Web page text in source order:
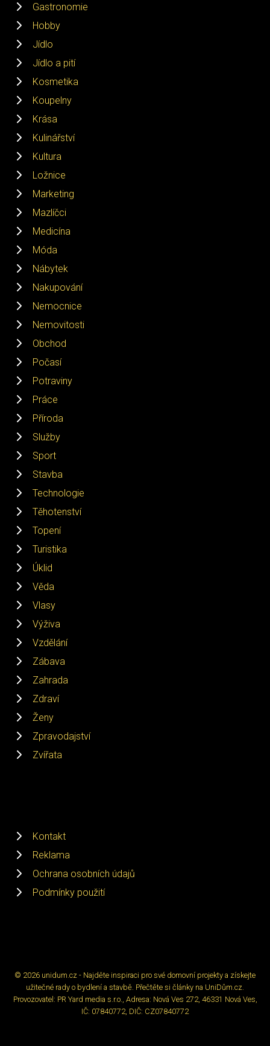
Gastronomie
Hobby
Jídlo
Jídlo a pití
Kosmetika
Koupelny
Krása
Kulinářství
Kultura
Ložnice
Marketing
Mazlíčci
Medicína
Móda
Nábytek
Nakupování
Nemocnice
Nemovitosti
Obchod
Počasí
Potraviny
Práce
Příroda
Služby
Sport
Stavba
Technologie
Těhotenství
Topení
Turistika
Úklid
Věda
Vlasy
Výživa
Vzdělání
Zábava
Zahrada
Zdraví
Ženy
Zpravodajství
Zvířata
Kontakt
Reklama
Ochrana osobních údajů
Podmínky použití
© 2026 unidum.cz - Najděte inspiraci pro své domovní projekty a získejte
užitečné rady o bydlení a stavbě. Přečtěte si články na UniDům.cz.
Provozovatel: PR Yard media s.r.o., Adresa: Nová Ves 272, 46331 Nová Ves,
IČ: 07840772, DIČ: CZ07840772